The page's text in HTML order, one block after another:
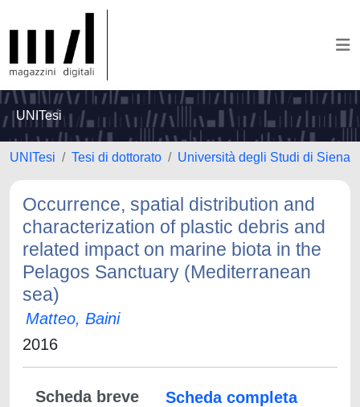
UNITesi
UNITesi Tesi di dottorato Università degli Studi di Siena
Occurrence, spatial distribution and
characterization of plastic debris and
related impact on marine biota in the
Pelagos Sanctuary (Mediterranean
sea)
Matteo, Baini
2016
Scheda breve
Scheda completa